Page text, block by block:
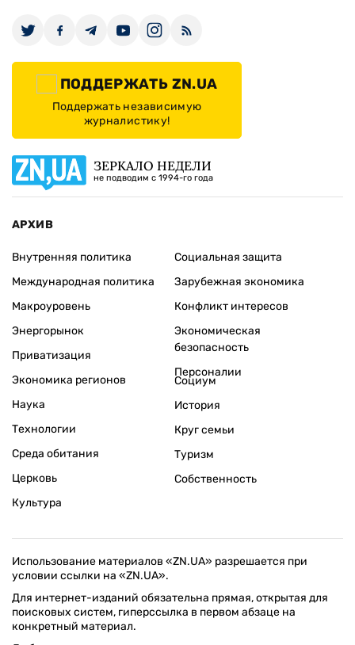
ПОДДЕРЖАТЬ ZN.UA
Поддержать независимую
журналистику!
ЗЕРКАЛО НЕДЕЛИ
не подводим с 1994-го года
АРХИВ
Внутренняя политика
Международная политика
Макроуровень
Энергорынок
Приватизация
Экономика регионов
Социальная защита
Зарубежная экономика
Конфликт интересов
Экономическая
безопасность
Персоналии
Наука
Технологии
Среда обитания
Церковь
Культура
Социум
История
Круг семьи
Туризм
Собственность
Использование материалов «ZN.UA» разрешается при
условии ссылки на «ZN.UA».
Для интернет-изданий обязательна прямая, открытая для
поисковых систем, гиперссылка в первом абзаце на
конкретный материал.